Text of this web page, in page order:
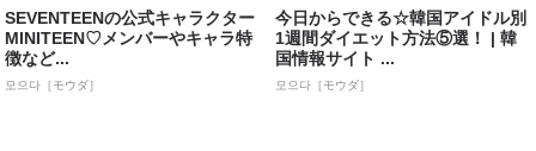
SEVENTEENの公式キャラクター
MINITEEN♡メンバーやキャラ特
徴など...
모으다［モウダ］
今日からできる☆韓国アイドル別
1週間ダイエット方法⑤選！ | 韓
国情報サイト ...
모으다［モウダ］